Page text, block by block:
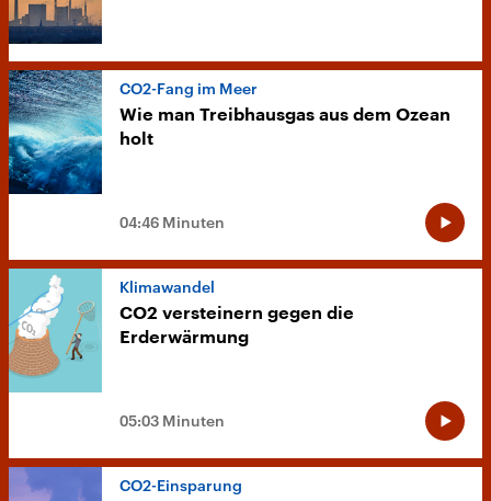
CO2-Fang im Meer
Wie man Treibhausgas aus dem Ozean
holt
04:46 Minuten
Klimawandel
CO2 versteinern gegen die
Erderwärmung
05:03 Minuten
CO2-Einsparung